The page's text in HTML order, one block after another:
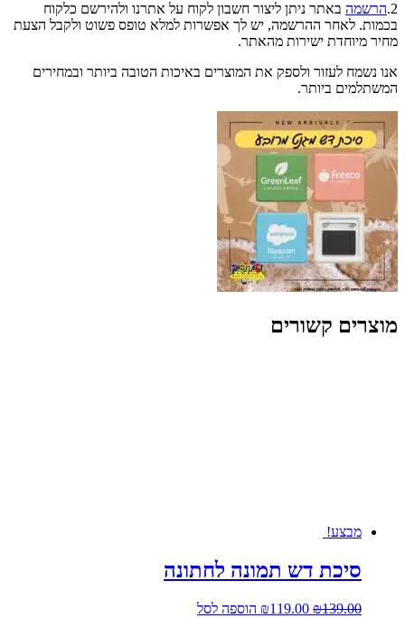
2. הרשמה באתר ניתן ליצור חשבון לקוח על אתרנו ולהירשם כלקוח
בכמות. לאחר ההרשמה, יש לך אפשרות למלא טופס פשוט ולקבל הצעת
מחיר מיוחדת ישירות מהאתר.
אנו נשמח לעזור ולספק את המוצרים באיכות הטובה ביותר ובמחירים
המשתלמים ביותר.
מוצרים קשורים
מבצע!
סיכת דש תמונה לחתונה
₪139.00
המחיר ₪119.00
המחיר
הוספה לסל